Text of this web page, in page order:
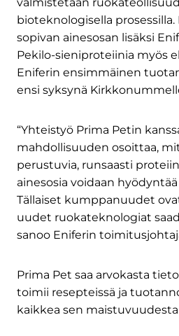
bioteknologisella
sopivan ainesosan lisäksi
Pekilo-sieniproteiinia myös
Eniferin ensimmäinen
ensi syksynä
“Yhteistyö Prima Petin
mahdollisuuden osoittaa,
perustuvia, runsaasti
ainesosia voidaan
Tällaiset kumppanuudet
uudet ruokateknologiat
sanoo Eniferin
Prima Pet saa arvokasta
toimii resepteissä ja
kaikkea sen